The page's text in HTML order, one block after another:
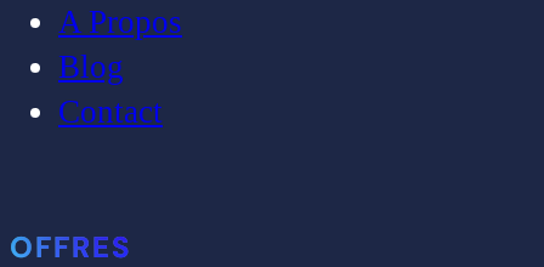
A Propos
Blog
Contact
OFFRES